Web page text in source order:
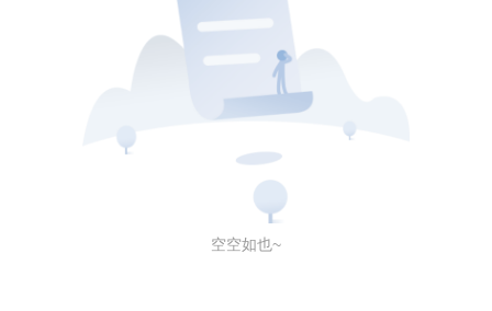
空空如也~